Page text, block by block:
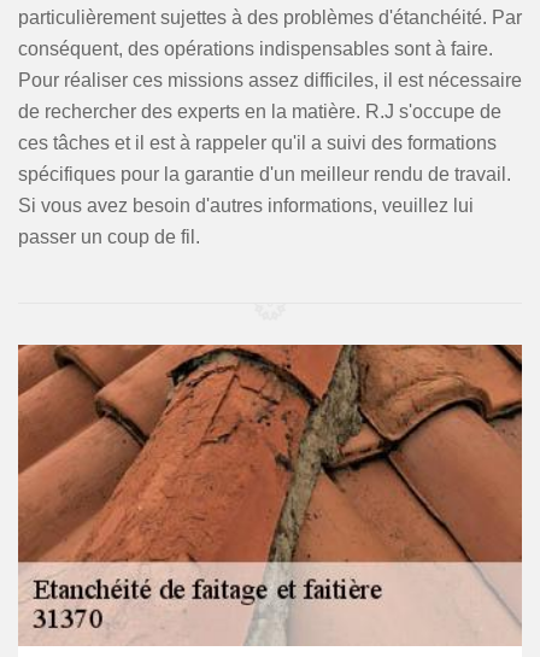
particulièrement sujettes à des problèmes d'étanchéité. Par
conséquent, des opérations indispensables sont à faire.
Pour réaliser ces missions assez difficiles, il est nécessaire
de rechercher des experts en la matière. R.J s'occupe de
ces tâches et il est à rappeler qu'il a suivi des formations
spécifiques pour la garantie d'un meilleur rendu de travail.
Si vous avez besoin d'autres informations, veuillez lui
passer un coup de fil.